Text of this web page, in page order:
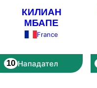
КИЛИАН
МБАПЕ
France
10 Нападател